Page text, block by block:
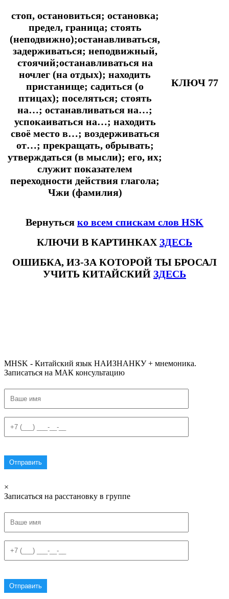
стоп, остановиться; остановка;
предел, граница; стоять
(неподвижно);останавливаться,
задерживаться; неподвижный,
стоячий;останавливаться на
ночлег (на отдых); находить
пристанище; садиться (о
птицах); поселяться; стоять
на…; останавливаться на…;
успокаиваться на…; находить
своё место в…; воздерживаться
от…; прекращать, обрывать;
утверждаться (в мысли); его, их;
служит показателем
переходности действия глагола;
Чжи (фамилия)
КЛЮЧ 77
Вернуться ко всем спискам слов HSK
КЛЮЧИ В КАРТИНКАХ ЗДЕСЬ
ОШИБКА, ИЗ-ЗА КОТОРОЙ ТЫ БРОСАЛ
УЧИТЬ КИТАЙСКИЙ ЗДЕСЬ
MHSK - Китайский язык НАИЗНАНКУ + мнемоника.
Записаться на МАК консультацию
×
Записаться на расстановку в группе